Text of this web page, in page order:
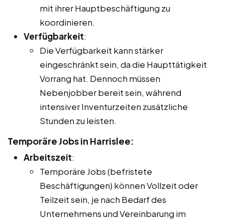
mit ihrer Hauptbeschäftigung zu
koordinieren.
Verfügbarkeit:
Die Verfügbarkeit kann stärker
eingeschränkt sein, da die Haupttätigkeit
Vorrang hat. Dennoch müssen
Nebenjobber bereit sein, während
intensiver Inventurzeiten zusätzliche
Stunden zu leisten.
Temporäre Jobs in Harrislee:
Arbeitszeit:
Temporäre Jobs (befristete
Beschäftigungen) können Vollzeit oder
Teilzeit sein, je nach Bedarf des
Unternehmens und Vereinbarung im